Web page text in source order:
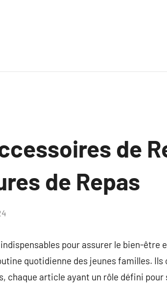
de
de Repas
pour assurer le bien-être
quotidienne des jeunes familles.
chaque article ayant un rôle défini